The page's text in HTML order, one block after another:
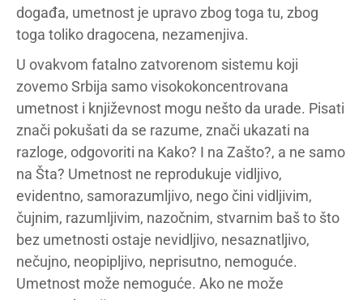
događa, umetnost je upravo zbog toga tu, zbog
toga toliko dragocena, nezamenjiva.
U ovakvom fatalno zatvorenom sistemu koji
zovemo Srbija samo visokokoncentrovana
umetnost i književnost mogu nešto da urade. Pisati
znači pokušati da se razume, znači ukazati na
razloge, odgovoriti na Kako? I na Zašto?, a ne samo
na Šta? Umetnost ne reprodukuje vidljivo,
evidentno, samorazumljivo, nego čini vidljivim,
čujnim, razumljivim, nazočnim, stvarnim baš to što
bez umetnosti ostaje nevidljivo, nesaznatljivo,
nečujno, neopipljivo, neprisutno, nemoguće.
Umetnost može nemoguće. Ako ne može